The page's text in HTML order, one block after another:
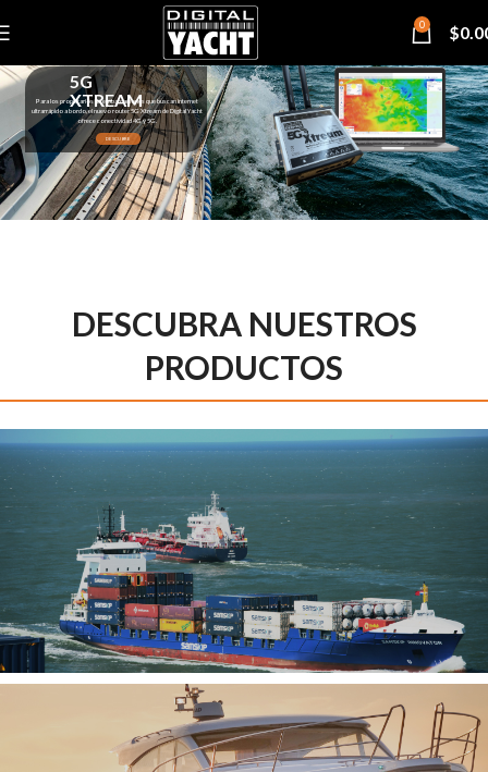
0 $
Para los propietarios de embarcaciones que buscan internet
ultrarrápido a bordo, el nuevo router 5G Xtream de Digital Yacht
ofrece conectividad 4G y 5G.
5G
XTREAM
DESCUBRE
DESCUBRA NUESTROS
PRODUCTOS